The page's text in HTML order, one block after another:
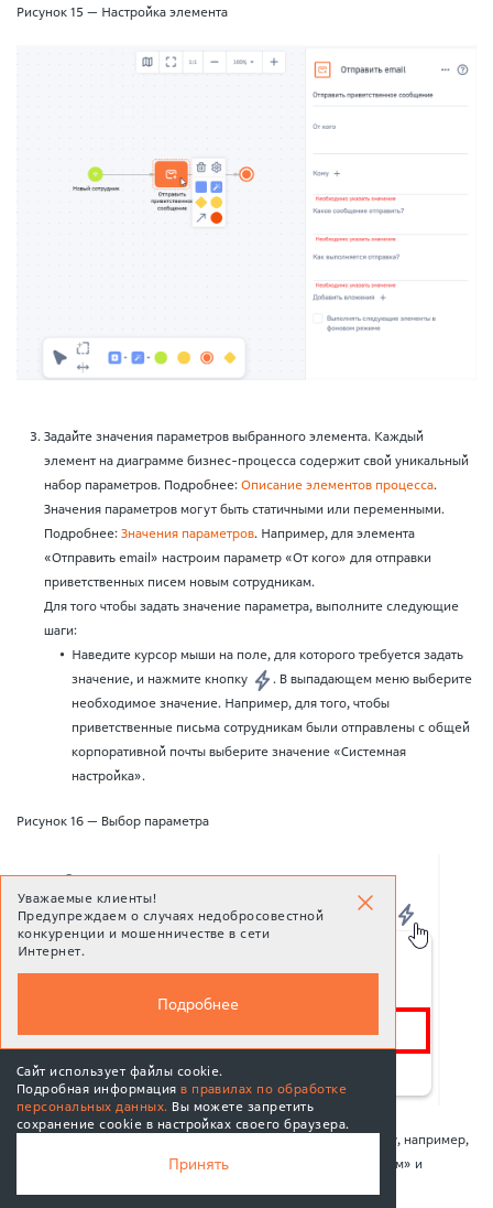
Рисунок 15 — Настройка элемента
Задайте значения параметров выбранного элемента. Каждый
элемент на диаграмме бизнес-процесса содержит свой уникальный
набор параметров. Подробнее:Описание элементов процесса.
Значения параметров могут быть статичными или переменными.
Подробнее:Значения параметров. Например, для элемента
«Отправить email» настроим параметр «От кого» для отправки
приветственных писем новым сотрудникам.
Для того чтобы задать значение параметра, выполните следующие
шаги:
Наведите курсор мыши на поле, для которого требуется задать
значение, и нажмите кнопку
. В выпадающем меню выберите
необходимое значение. Например, для того, чтобы
приветственные письма сотрудникам были отправлены с общей
корпоративной почты выберите значение «Системная
настройка».
Рисунок 16 — Выбор параметра
В открывшемся окне выберите системную настройку, например,
«Почтовый ящик для отправки приветственных писем» и
Уважаемые клиенты!
Предупреждаем о случаях недобросовестной
конкуренции и мошенничестве в сети
Интернет.
Подробнее
Сайт использует файлы cookie.
Подробная информацияв правилах по обработке
персональных данных. Вы можете запретить
сохранение cookie в настройках своего браузера.
Принять